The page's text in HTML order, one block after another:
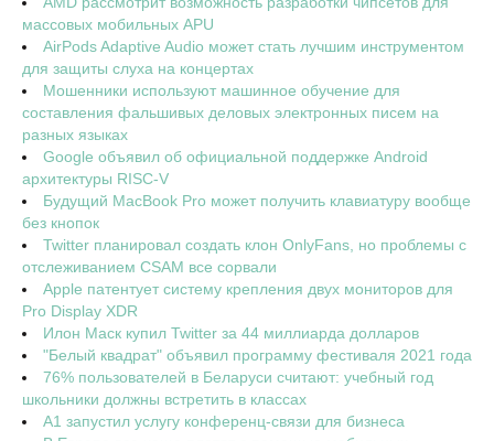
массовых мобильных APU
AirPods Adaptive Audio может стать лучшим инструментом
для защиты слуха на концертах
Мошенники используют машинное обучение для
составления фальшивых деловых электронных писем на
разных языках
Google объявил об официальной поддержке Android
архитектуры RISC-V
Будущий MacBook Pro может получить клавиатуру вообще
без кнопок
Twitter планировал создать клон OnlyFans, но проблемы с
отслеживанием CSAM все сорвали
Apple патентует систему крепления двух мониторов для
Pro Display XDR
Илон Маск купил Twitter за 44 миллиарда долларов
"Белый квадрат" объявил программу фестиваля 2021 года
76% пользователей в Беларуси считают: учебный год
школьники должны встретить в классах
А1 запустил услугу конференц-связи для бизнеса